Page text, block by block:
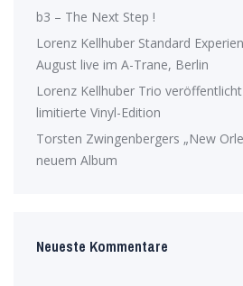
b3 – The Next Step !
Lorenz Kellhuber Standard
August live im A-Trane, Berlin
Lorenz Kellhuber Trio
limitierte Vinyl-Edition
Torsten Zwingenbergers „New
neuem Album
Neueste Kommentare